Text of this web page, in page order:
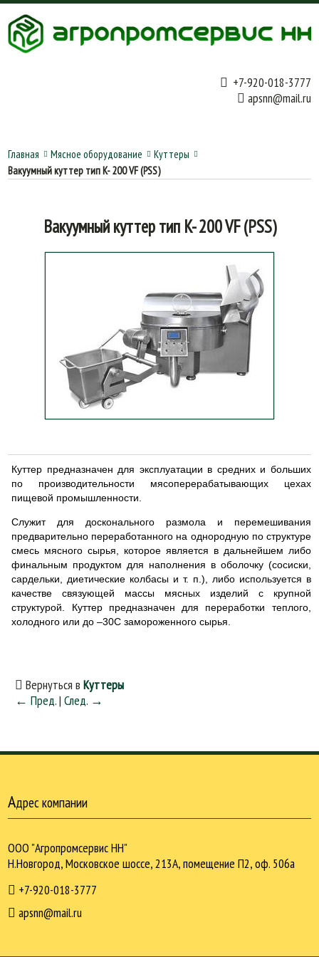
+7-920-018-3777
apsnn@mail.ru
Главная Мясное оборудование
Куттеры
Вакуумный куттер тип K- 200 VF (PSS)
Вакуумный куттер тип K- 200 VF (PSS)
Куттер предназначен для эксплуатации в средних и больших
по производительности мясоперерабатывающих цехах
пищевой промышленности.
Служит для досконального размола и перемешивания
предварительно переработанного на однородную по структуре
смесь мясного сырья, которое является в дальнейшем либо
финальным продуктом для наполнения в оболочку (сосиски,
сардельки, диетические колбасы и т. п.), либо используется в
качестве связующей массы мясных изделий с крупной
структурой. Куттер предназначен для переработки теплого,
холодного или до –30С замороженного сырья.
Вернуться вКуттеры
← Пред.|След. →
Адрес компании
ООО "Агропромсервис НН"
Н.Новгород, Московское шоссе, 213А, помещение П2, оф. 506а
+7-920-018-3777
apsnn@mail.ru